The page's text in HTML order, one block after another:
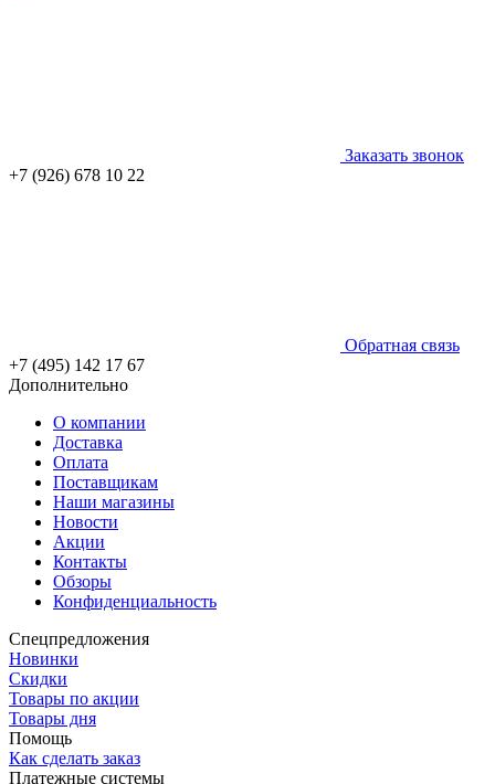
Заказать звонок
+7 (926) 678 10 22
Обратная связь
+7 (495) 142 17 67
Дополнительно
О компании
Доставка
Оплата
Поставщикам
Наши магазины
Новости
Акции
Контакты
Обзоры
Конфиденциальность
Спецпредложения
Новинки
Скидки
Товары по акции
Товары дня
Помощь
Как сделать заказ
Платежные системы